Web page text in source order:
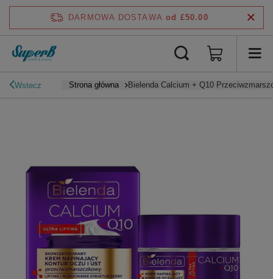
DARMOWA DOSTAWA od £50.00
Wstecz Strona główna Bielenda Calcium + Q10